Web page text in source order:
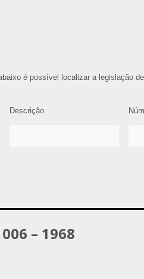
é possível localizar a legislação
Descrição
– 1968